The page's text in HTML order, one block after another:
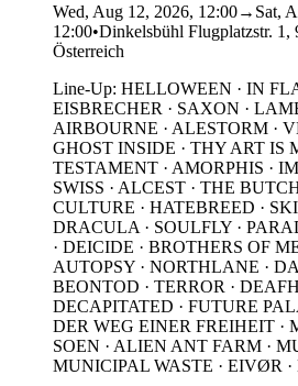
Wed, Aug 12, 2026, 12:00→ Sat,
12:00•Dinkelsbühl Flugplatzstr. 1,
Österreich
Line-Up: HELLOWEEN · IN
EISBRECHER · SAXON ·
AIRBOURNE · ALESTORM ·
GHOST INSIDE · THY ART IS
TESTAMENT · AMORPHIS ·
SWISS · ALCEST · THE
CULTURE · HATEBREED ·
DRACULA · SOULFLY ·
· DEICIDE · BROTHERS OF
AUTOPSY · NORTHLANE ·
BEONTOD · TERROR ·
DECAPITATED · FUTURE
DER WEG EINER FREIHEIT ·
SOEN · ALIEN ANT FARM ·
MUNICIPAL WASTE · EIVØR